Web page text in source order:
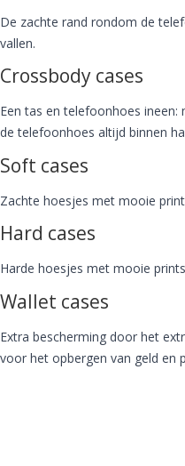
De zachte rand rondom de
vallen.
Crossbody cases
Een tas en telefoonhoes
de telefoonhoes altijd binnen
Soft cases
Zachte hoesjes met mooie
Hard cases
Harde hoesjes met mooie
Wallet cases
Extra bescherming door het
voor het opbergen van geld en